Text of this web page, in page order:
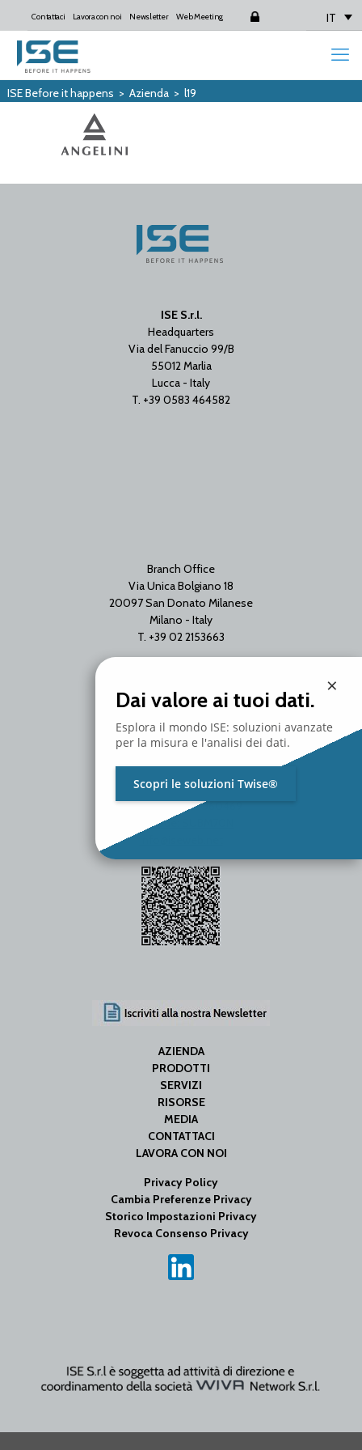
Contattaci Lavora con noi Newsletter Web Meeting IT
ISE Before it happens > Azienda> l19
ISE S.r.l.
Headquarters
Via del Fanuccio 99/B
55012 Marlia
Lucca - Italy
T. +39 0583 464582
Branch Office
Via Unica Bolgiano 18
20097 San Donato Milanese
Milano - Italy
T. +39 02 2153663
P.Iva / C.F. 01642060469
SDI Code: SUBM70N
AZIENDA
PRODOTTI
SERVIZI
RISORSE
MEDIA
CONTATTACI
LAVORA CON NOI
Privacy Policy
Cambia Preferenze Privacy
Storico Impostazioni Privacy
Revoca Consenso Privacy
×
Dai valore ai tuoi dati.
Esplora il mondo ISE: soluzioni avanzate
per la misura e l'analisi dei dati.
Scopri le soluzioni Twise®